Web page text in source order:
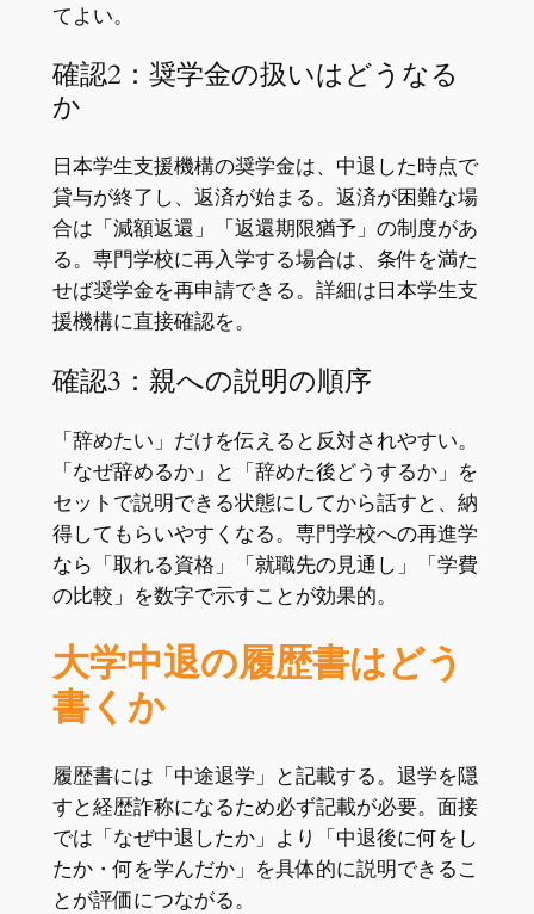
てよい。
確認2：奨学金の扱いはどうなる
か
日本学生支援機構の奨学金は、中退した時点で
貸与が終了し、返済が始まる。返済が困難な場
合は「減額返還」「返還期限猶予」の制度があ
る。専門学校に再入学する場合は、条件を満た
せば奨学金を再申請できる。詳細は日本学生支
援機構に直接確認を。
確認3：親への説明の順序
「辞めたい」だけを伝えると反対されやすい。
「なぜ辞めるか」と「辞めた後どうするか」を
セットで説明できる状態にしてから話すと、納
得してもらいやすくなる。専門学校への再進学
なら「取れる資格」「就職先の見通し」「学費
の比較」を数字で示すことが効果的。
大学中退の履歴書はどう
書くか
履歴書には「中途退学」と記載する。退学を隠
すと経歴詐称になるため必ず記載が必要。面接
では「なぜ中退したか」より「中退後に何をし
たか・何を学んだか」を具体的に説明できるこ
とが評価につながる。